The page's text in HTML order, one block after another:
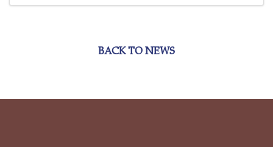
BACK TO NEWS